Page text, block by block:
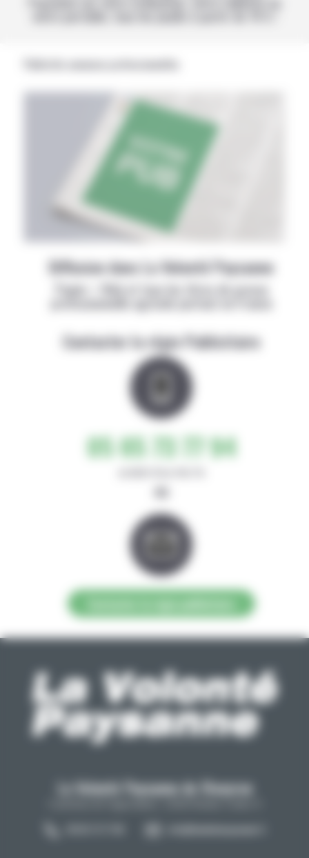
Diffusion dans La Volonté Paysanne
Papier + Web et tous les titres de presse
Contacter la régie Publicitaire
05 65 73 77 94
ou
La Volonté Paysanne de l'Aveyron